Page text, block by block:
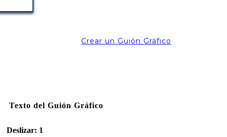
Crear un Guión Gráfico
Texto del Guión Gráfico
Deslizar: 1